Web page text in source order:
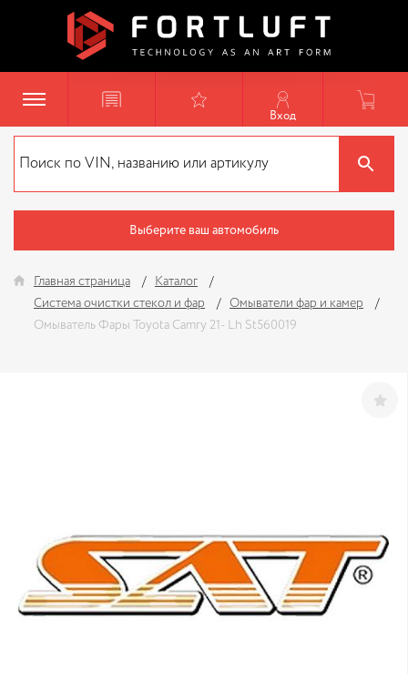
Вход
Выберите ваш автомобиль
Главная страница
Каталог
Система очистки стекол и фар
Омыватели фар и камер
Омыватель Фары Toyota Camry 21- Lh St560019